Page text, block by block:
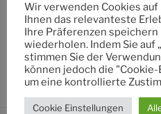
Suche
nach:
Wir verwenden Cookies
Ihnen das relevanteste
Ihre Präferenzen speichern
wiederholen. Indem Sie auf
stimmen Sie der
können jedoch die
um eine kontrollierte
Cookie Einstellungen